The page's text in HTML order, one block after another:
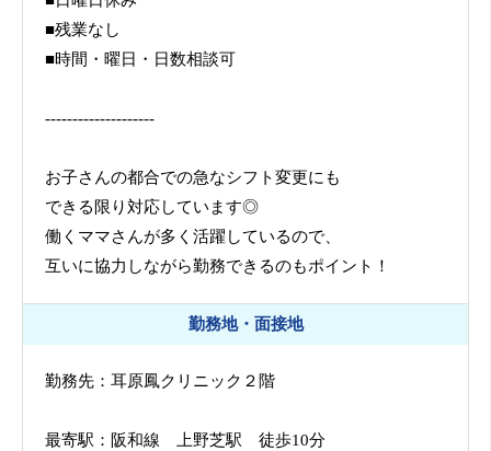
■残業なし
■時間・曜日・日数相談可
--------------------
お子さんの都合での急なシフト変更にも
できる限り対応しています◎
働くママさんが多く活躍しているので、
互いに協力しながら勤務できるのもポイント！
勤務地・面接地
勤務先：耳原鳳クリニック２階
最寄駅：阪和線 上野芝駅 徒歩10分